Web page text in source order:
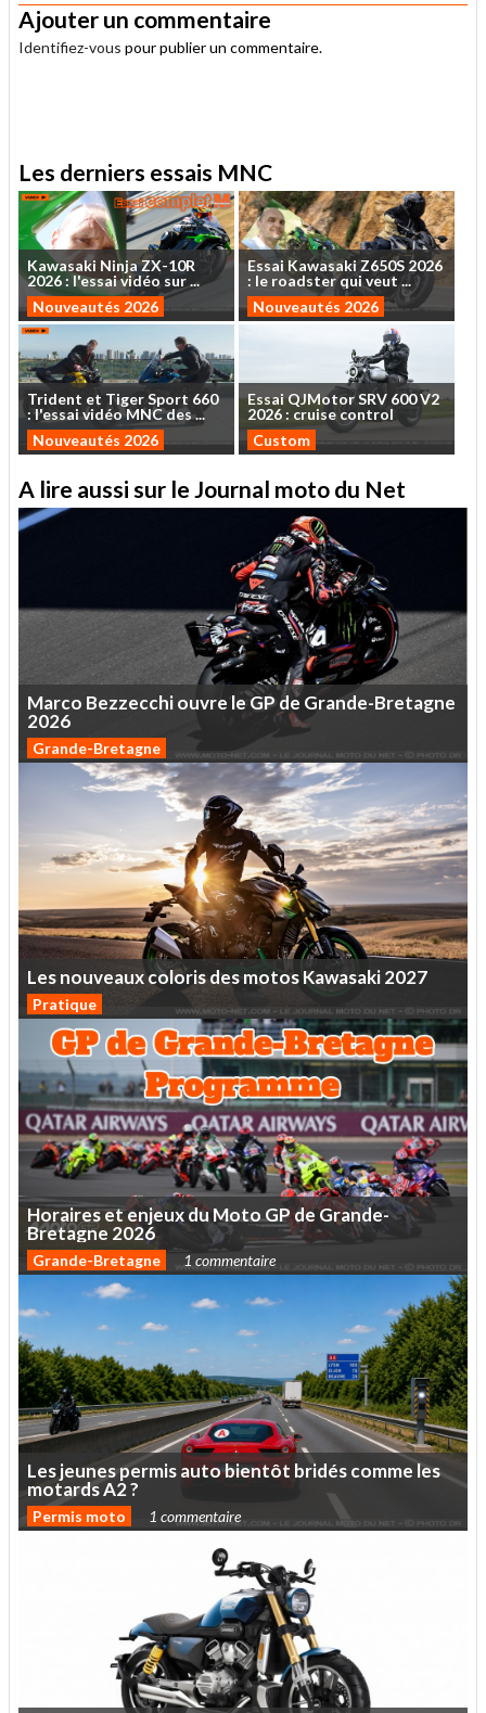
Ajouter un commentaire
Identifiez-vous pour publier un commentaire.
Les derniers essais MNC
Kawasaki NinjaZX-10R
2026: l'essaividéo sur...
Nouveautés 2026
Essai KawasakiZ650S 2026
: le roadsterquiveut ...
Nouveautés 2026
Trident et TigerSport 660
: l'essaividéoMNCdes...
Nouveautés 2026
EssaiQJMotorSRV 600V2
2026 : cruise control
Custom
A lire aussi sur le Journal moto du Net
Marco Bezzecchiouvre leGPde Grande-Bretagne
2026
Grande-Bretagne
LesnouveauxcolorisdesmotosKawasaki2027
Pratique
HorairesetenjeuxduMotoGPdeGrande-
Bretagne 2026
Grande-Bretagne 1 commentaire
Lesjeunespermisautobientôt bridéscommeles
motardsA2?
Permis moto 1 commentaire